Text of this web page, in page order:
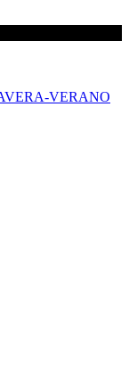
VERANO